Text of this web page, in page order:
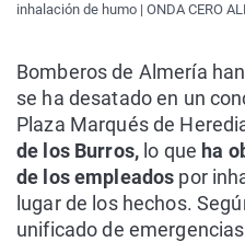
inhalación de humo | ONDA CERO
Bomberos de Almería
se ha desatado en un
Plaza Marqués de
de los Burros, lo que ha
de los empleados por
lugar de los hechos.
unificado de